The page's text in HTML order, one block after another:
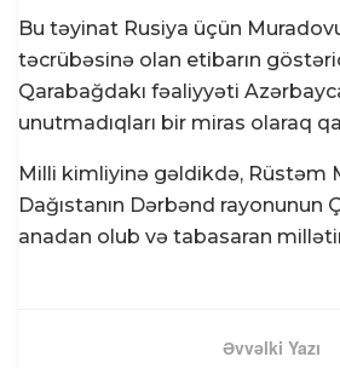
Bu təyinat Rusiya üçün
təcrübəsinə olan etibarın
Qarabağdakı fəaliyyəti
unutmadıqları bir miras olaraq
Milli kimliyinə gəldikdə, Rüstəm
Dağıstanın Dərbənd rayonunun
anadan olub və tabasaran
Əvvəlki Yazı